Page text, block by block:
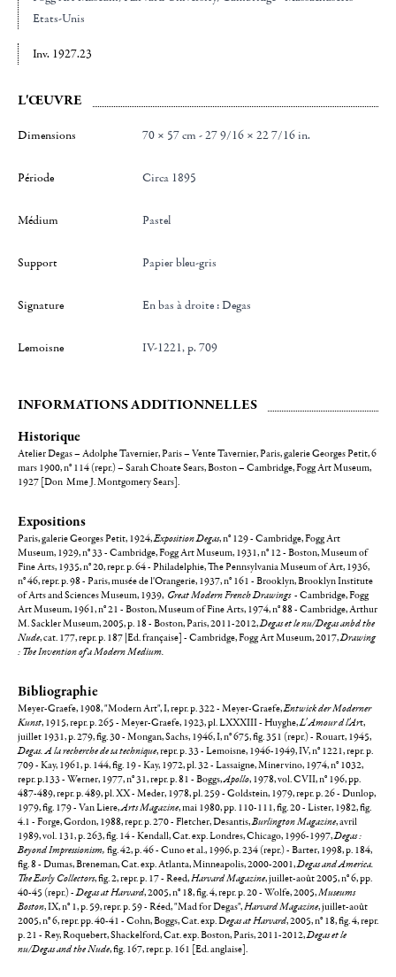
Etats-Unis
Inv. 1927.23
L'ŒUVRE
Dimensions 70 × 57 cm - 27 9/16 × 22 7/16 in.
Période Circa 1895
Médium Pastel
Support Papier bleu-gris
Signature en bas à droite : Degas
Lemoisne IV-1221, p. 709
INFORMATIONS ADDITIONNELLES
Historique
Atelier Degas – Adolphe Tavernier, Paris – Vente Tavernier, Paris, galerie Georges Petit, 6
mars 1900, n° 114 (repr.) – Sarah Choate Sears, Boston – Cambridge, Fogg Art Museum,
1927 [Don Mme J. Montgomery Sears].
Expositions
Paris, galerie Georges Petit, 1924,Exposition Degas, n° 129 - Cambridge, Fogg Art
Museum, 1929, n° 33 - Cambridge, Fogg Art Museum, 1931, n° 12 - Boston, Museum of
Fine Arts, 1935, n° 20, repr. p. 64 - Philadelphie, The Pennsylvania Museum of Art, 1936,
n° 46, repr. p. 98 - Paris, musée de l'Orangerie, 1937, n° 161 - Brooklyn, Brooklyn Institute
of Arts and Sciences Museum, 1939, Great Modern French Drawings- Cambridge, Fogg
Art Museum, 1961, n° 21 - Boston, Museum of Fine Arts, 1974, n° 88 - Cambridge, Arthur
M. Sackler Museum, 2005, p. 18 - Boston, Paris, 2011-2012,Degas et le nu/Degas anbd the
Nude, cat. 177, repr. p. 187 |Ed. française] - Cambridge, Fogg Art Museum, 2017,Drawing
: The Invention of a Modern Medium.
Bibliographie
Meyer-Graefe, 1908, "Modern Art", I, repr. p. 322 - Meyer-Graefe,Entwick der Moderner
Kunst, 1915, repr. p. 265 - Meyer-Graefe, 1923, pl. LXXXIII - Huyghe,L' Amour d l'Art,
juillet 1931, p. 279, fig. 30 - Mongan, Sachs, 1946, I, n° 675, fig. 351 (repr.) - Rouart, 1945,
Degas. A la recherche de sa technique, repr. p. 33 - Lemoisne, 1946-1949, IV, n° 1221, repr. p.
709 - Kay, 1961, p. 144, fig. 19 - Kay, 1972, pl. 32 - Lassaigne, Minervino, 1974, n° 1032,
repr. p.133 - Werner, 1977, n° 31, repr. p. 81 - Boggs,Apollo, 1978, vol. CVII, n° 196, pp.
487-489, repr. p. 489, pl. XX - Meder, 1978, pl. 259 - Goldstein, 1979, repr. p. 26 - Dunlop,
1979, fig. 179 - Van Liere,Arts Magazine, mai 1980, pp. 110-111, fig. 20 - Lister, 1982, fig.
4.1 - Forge, Gordon, 1988, repr. p. 270 - Fletcher, Desantis,Burlington Magazine, avril
1989, vol. 131, p. 263, fig. 14 - Kendall, Cat. exp. Londres, Chicago, 1996-1997,Degas :
Beyond Impressionism, fig. 42, p. 46 - Cuno et al., 1996, p. 234 (repr.) - Barter, 1998, p. 184,
fig. 8 - Dumas, Breneman, Cat. exp. Atlanta, Minneapolis, 2000-2001,Degas and America.
The Early Collectors, fig. 2, repr. p. 17 - Reed,Harvard Magazine, juillet-août 2005, n° 6, pp.
40-45 (repr.) -Degas at Harvard, 2005, n° 18, fig. 4, repr. p. 20 - Wolfe, 2005,Museums
Boston, IX, n° 1, p. 59, repr. p. 59 - Réed, "Mad for Degas",Harvard Magazine, juillet-août
2005, n° 6, repr. pp. 40-41 - Cohn, Boggs, Cat. exp. Degas at Harvard, 2005, n° 18, fig. 4, repr.
p. 21 - Rey, Roquebert, Shackelford, Cat. exp. Boston, Paris, 2011-2012,Degas et le
nu/Degas and the Nude, fig. 167, repr. p. 161 [Ed. anglaise].